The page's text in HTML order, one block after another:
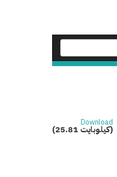
Download
(25.81 كيلوبايت)